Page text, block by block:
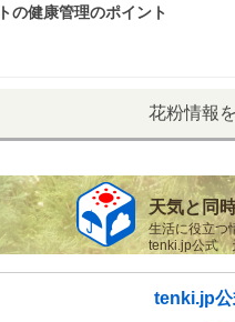
の健康管理のポイント
花粉情報
天気と同
生活に役立つ
tenki.jp公式
tenki.jp公